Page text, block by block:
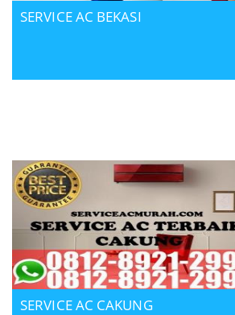
SERVICE AC BEKASI
SERVICE AC CAKUNG